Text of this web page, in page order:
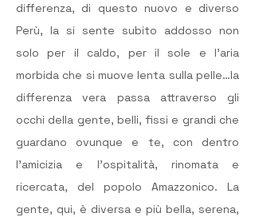
differenza, di questo nuovo e diverso
Perù, la si sente subito addosso non
solo per il caldo, per il sole e l’aria
morbida che si muove lenta sulla pelle…la
differenza vera passa attraverso gli
occhi della gente, belli, fissi e grandi che
guardano ovunque e te, con dentro
l’amicizia e l’ospitalità, rinomata e
ricercata, del popolo Amazzonico. La
gente, qui, è diversa e più bella, serena,